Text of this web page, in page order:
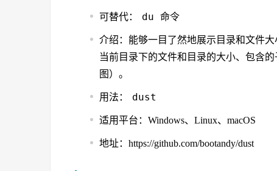
可替代： du 命令
介绍：能够一目了然地展示目录和文件
当前目录下的文件和目录的大小、包含
图）。
用法： dust
适用平台：Windows、Linux、macOS
地址：https://github.com/bootandy/dust